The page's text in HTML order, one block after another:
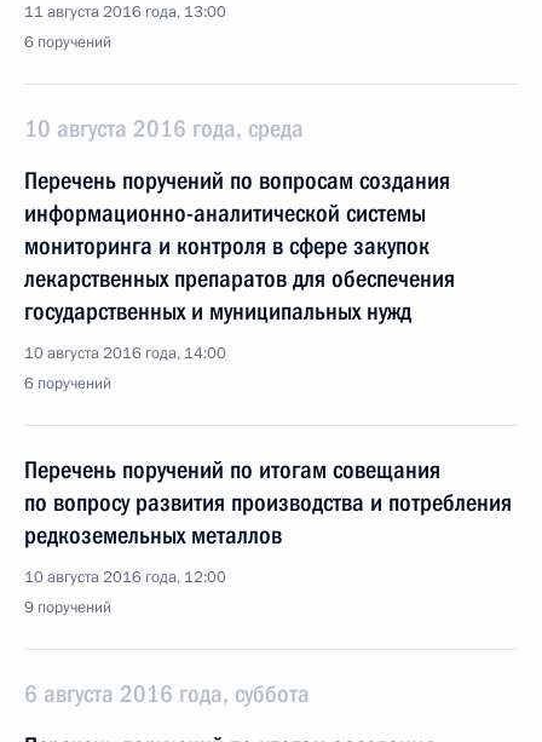
11 августа 2016 года, 13:00
6 поручений
10 августа 2016 года, среда
Перечень поручений по вопросам создания
информационно-аналитической системы
мониторинга и контроля в сфере закупок
лекарственных препаратов для обеспечения
государственных и муниципальных нужд
10 августа 2016 года, 14:00
6 поручений
Перечень поручений по итогам совещания
по вопросу развития производства и потребления
редкоземельных металлов
10 августа 2016 года, 12:00
9 поручений
6 августа 2016 года, суббота